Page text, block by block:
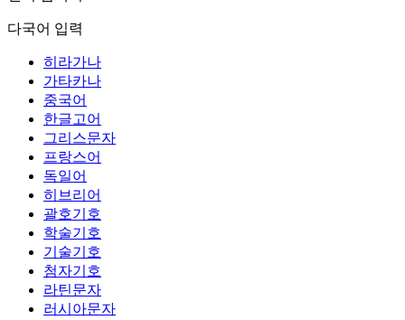
다국어 입력
히라가나
가타카나
중국어
한글고어
그리스문자
프랑스어
독일어
히브리어
괄호기호
학술기호
기술기호
첨자기호
라틴문자
러시아문자